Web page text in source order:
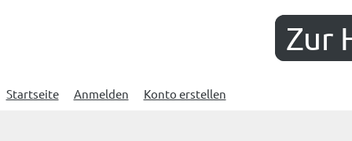
Zur
Startseite Anmelden Konto erstellen